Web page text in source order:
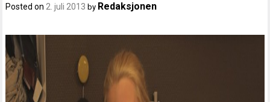
Posted on2. juli 2013 by Redaksjonen